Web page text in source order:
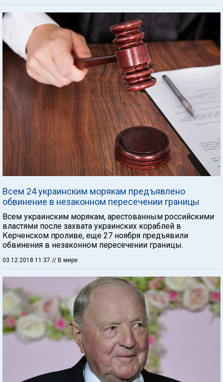
Всем 24 украинским морякам предъявлено
обвинение в незаконном пересечении границы
Всем украинским морякам, арестованным российскими
властями после захвата украинских кораблей в
Керченском проливе, еще 27 ноября предъявили
обвинения в незаконном пересечении границы.
03.12.2018 11:37 // В мире